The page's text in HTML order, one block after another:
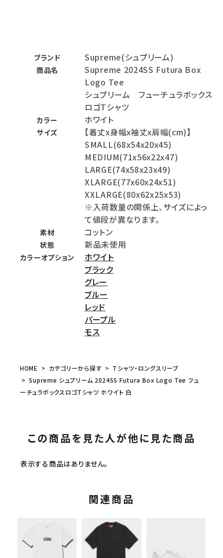
ブランド Supreme(シュプリーム)
商品名
Supreme 2024SS Futura Box
Logo Tee
シュプリーム フューチュラボックス
ロゴTシャツ
カラー ホワイト
サイズ
【着丈x身幅x袖丈x肩幅(cm)】
SMALL(68x54x20x45)
MEDIUM(71x56x22x47)
LARGE(74x58x23x49)
XLARGE(77x60x24x51)
XXLARGE(80x62x25x53)
※入荷数量の関係上、サイズによっ
て値段が異なります。
素材 コットン
状態 新品未使用
カラーオプション
ホワイト
ブラック
グレー
ブルー
レッド
パープル
モス
HOME カテゴリーから探す
Tシャツ・ロングスリーブ
Supreme シュプリーム 2024SS Futura Box Logo Tee フュ
ーチュラボックスロゴTシャツ ホワイト 白
この商品を見た人が他に見た商品
表示する商品はありません。
関連商品